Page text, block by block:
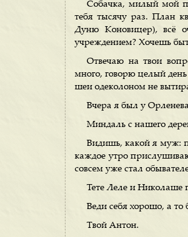
Собачка, милый мой
тебя тысячу раз. План
Дуню Коновицер), всё
учреждением? Хочешь
Отвечаю на твои
много, говорю целый
шеи одеколоном не
Вчера я был у
Миндаль с нашего
Видишь, какой я муж:
каждое утро
совсем уже стал
Тете Леле и Николаше
Веди себя хорошо, а то
Твой Антон.